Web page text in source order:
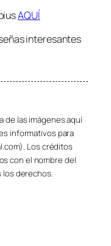
AQUÍ
interesantes
de las imágenes aquí
informativos para
Los créditos
con el nombre del
derechos.